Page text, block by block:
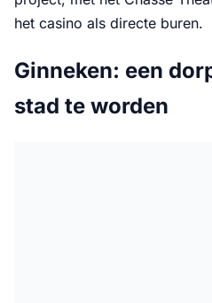
het casino als directe buren.
Ginneken: een
stad te worden